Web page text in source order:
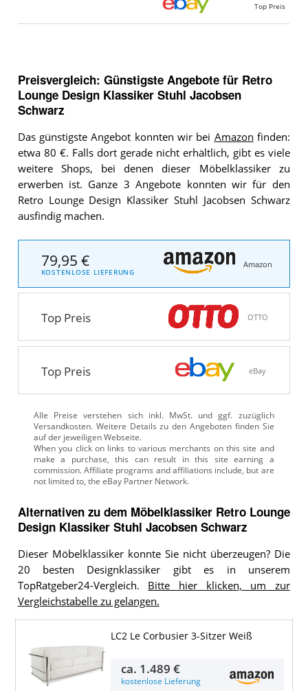
Top Preis
Preisvergleich: Günstigste Angebote für Retro
Lounge Design Klassiker Stuhl Jacobsen
Schwarz
Das günstigste Angebot konnten wir bei Amazon finden:
etwa 80 €. Falls dort gerade nicht erhältlich, gibt es viele
weitere Shops, bei denen dieser Möbelklassiker zu
erwerben ist. Ganze 3 Angebote konnten wir für den
Retro Lounge Design Klassiker Stuhl Jacobsen Schwarz
ausfindig machen.
79,95 €
KOSTENLOSE LIEFERUNG
Amazon
Top Preis OTTO
Top Preis eBay
Alle Preise verstehen sich inkl. MwSt. und ggf. zuzüglich
Versandkosten. Weitere Details zu den Angeboten finden Sie
auf der jeweiligen Webseite.
Alternativen zu dem Möbelklassiker Retro Lounge
Design Klassiker Stuhl Jacobsen Schwarz
Dieser Möbelklassiker konnte Sie nicht überzeugen? Die
20 besten Designklassiker gibt es in unserem
TopRatgeber24-Vergleich. Bitte hier klicken, um zur
Vergleichstabelle zu gelangen.
LC2 Le Corbusier 3-Sitzer Weiß
ca. 1.489 €
kostenlose Lieferung